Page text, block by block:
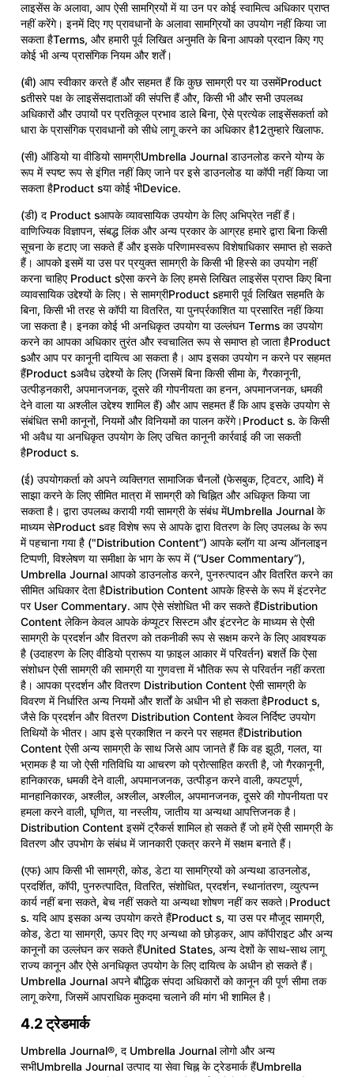
लाइसेंस के अलावा, आप ऐसी सामग्रियों में या उन पर कोई स्वामित्व अधिकार प्राप्त
नहीं करेंगे। इनमें दिए गए प्रावधानों के अलावा सामग्रियों का उपयोग नहीं किया जा
सकता हैTerms, और हमारी पूर्व लिखित अनुमति के बिना आपको प्रदान किए गए
कोई भी अन्य प्रासंगिक नियम और शर्तें।
(बी) आप स्वीकार करते हैं और सहमत हैं कि कुछ सामग्री पर या उसमेंProduct
sतीसरे पक्ष के लाइसेंसदाताओं की संपत्ति हैं और, किसी भी और सभी उपलब्ध
अधिकारों और उपायों पर प्रतिकूल प्रभाव डाले बिना, ऐसे प्रत्येक लाइसेंसकर्ता को
धारा के प्रासंगिक प्रावधानों को सीधे लागू करने का अधिकार है12तुम्हारे खिलाफ.
(सी) ऑडियो या वीडियो सामग्रीUmbrella Journal डाउनलोड करने योग्य के
रूप में स्पष्ट रूप से इंगित नहीं किए जाने पर इसे डाउनलोड या कॉपी नहीं किया जा
सकता हैProduct sया कोई भीDevice.
(डी) द Product sआपके व्यावसायिक उपयोग के लिए अभिप्रेत नहीं हैं।
वाणिज्यिक विज्ञापन, संबद्ध लिंक और अन्य प्रकार के आग्रह हमारे द्वारा बिना किसी
सूचना के हटाए जा सकते हैं और इसके परिणामस्वरूप विशेषाधिकार समाप्त हो सकते
हैं। आपको इसमें या उस पर प्रयुक्त सामग्री के किसी भी हिस्से का उपयोग नहीं
करना चाहिए Product sऐसा करने के लिए हमसे लिखित लाइसेंस प्राप्त किए बिना
व्यावसायिक उद्देश्यों के लिए। से सामग्रीProduct sहमारी पूर्व लिखित सहमति के
बिना, किसी भी तरह से कॉपी या वितरित, या पुनर्प्रकाशित या प्रसारित नहीं किया
जा सकता है। इनका कोई भी अनधिकृत उपयोग या उल्लंघन Terms का उपयोग
करने का आपका अधिकार तुरंत और स्वचालित रूप से समाप्त हो जाता हैProduct
sऔर आप पर कानूनी दायित्व आ सकता है। आप इसका उपयोग न करने पर सहमत
हैंProduct sअवैध उद्देश्यों के लिए (जिसमें बिना किसी सीमा के, गैरकानूनी,
उत्पीड़नकारी, अपमानजनक, दूसरे की गोपनीयता का हनन, अपमानजनक, धमकी
देने वाला या अश्लील उद्देश्य शामिल हैं) और आप सहमत हैं कि आप इसके उपयोग से
संबंधित सभी कानूनों, नियमों और विनियमों का पालन करेंगे।Product s. के किसी
भी अवैध या अनधिकृत उपयोग के लिए उचित कानूनी कार्रवाई की जा सकती
हैProduct s.
(ई) उपयोगकर्ता को अपने व्यक्तिगत सामाजिक चैनलों (फेसबुक, ट्विटर, आदि) में
साझा करने के लिए सीमित मात्रा में सामग्री को चिह्नित और अधिकृत किया जा
सकता है। द्वारा उपलब्ध करायी गयी सामग्री के संबंध मेंUmbrella Journal के
माध्यम सेProduct sवह विशेष रूप से आपके द्वारा वितरण के लिए उपलब्ध के रूप
में पहचाना गया है ("Distribution Content”) आपके ब्लॉग या अन्य ऑनलाइन
टिप्पणी, विश्लेषण या समीक्षा के भाग के रूप में (“User Commentary”),
Umbrella Journal आपको डाउनलोड करने, पुनरुत्पादन और वितरित करने का
सीमित अधिकार देता हैDistribution Content आपके हिस्से के रूप में इंटरनेट
पर User Commentary. आप ऐसे संशोधित भी कर सकते हैंDistribution
Content लेकिन केवल आपके कंप्यूटर सिस्टम और इंटरनेट के माध्यम से ऐसी
सामग्री के प्रदर्शन और वितरण को तकनीकी रूप से सक्षम करने के लिए आवश्यक
है (उदाहरण के लिए वीडियो प्रारूप या फ़ाइल आकार में परिवर्तन) बशर्ते कि ऐसा
संशोधन ऐसी सामग्री की सामग्री या गुणवत्ता में भौतिक रूप से परिवर्तन नहीं करता
है। आपका प्रदर्शन और वितरण Distribution Content ऐसी सामग्री के
विवरण में निर्धारित अन्य नियमों और शर्तों के अधीन भी हो सकता हैProduct s,
जैसे कि प्रदर्शन और वितरण Distribution Content केवल निर्दिष्ट उपयोग
तिथियों के भीतर। आप इसे प्रकाशित न करने पर सहमत हैंDistribution
Content ऐसी अन्य सामग्री के साथ जिसे आप जानते हैं कि वह झूठी, गलत, या
भ्रामक है या जो ऐसी गतिविधि या आचरण को प्रोत्साहित करती है, जो गैरकानूनी,
हानिकारक, धमकी देने वाली, अपमानजनक, उत्पीड़न करने वाली, कपटपूर्ण,
मानहानिकारक, अश्लील, अश्लील, अश्लील, अपमानजनक, दूसरे की गोपनीयता पर
हमला करने वाली, घृणित, या नस्लीय, जातीय या अन्यथा आपत्तिजनक है।
Distribution Content इसमें ट्रैकर्स शामिल हो सकते हैं जो हमें ऐसी सामग्री के
वितरण और उपभोग के संबंध में जानकारी एकत्र करने में सक्षम बनाते हैं।
(एफ) आप किसी भी सामग्री, कोड, डेटा या सामग्रियों को अन्यथा डाउनलोड,
प्रदर्शित, कॉपी, पुनरुत्पादित, वितरित, संशोधित, प्रदर्शन, स्थानांतरण, व्युत्पन्न
कार्य नहीं बना सकते, बेच नहीं सकते या अन्यथा शोषण नहीं कर सकते।Product
s. यदि आप इसका अन्य उपयोग करते हैंProduct s, या उस पर मौजूद सामग्री,
कोड, डेटा या सामग्री, ऊपर दिए गए अन्यथा को छोड़कर, आप कॉपीराइट और अन्य
कानूनों का उल्लंघन कर सकते हैंUnited States, अन्य देशों के साथ-साथ लागू
राज्य कानून और ऐसे अनधिकृत उपयोग के लिए दायित्व के अधीन हो सकते हैं।
Umbrella Journal अपने बौद्धिक संपदा अधिकारों को कानून की पूर्ण सीमा तक
लागू करेगा, जिसमें आपराधिक मुकदमा चलाने की मांग भी शामिल है।
4.2 ट्रेडमार्क
Umbrella Journal®, द Umbrella Journal लोगो और अन्य
सभीUmbrella Journal उत्पाद या सेवा चिह्न के ट्रेडमार्क हैंUmbrella